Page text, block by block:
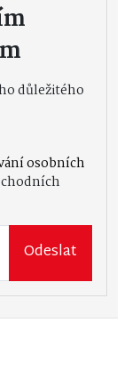
důležitého
osobních
Odeslat